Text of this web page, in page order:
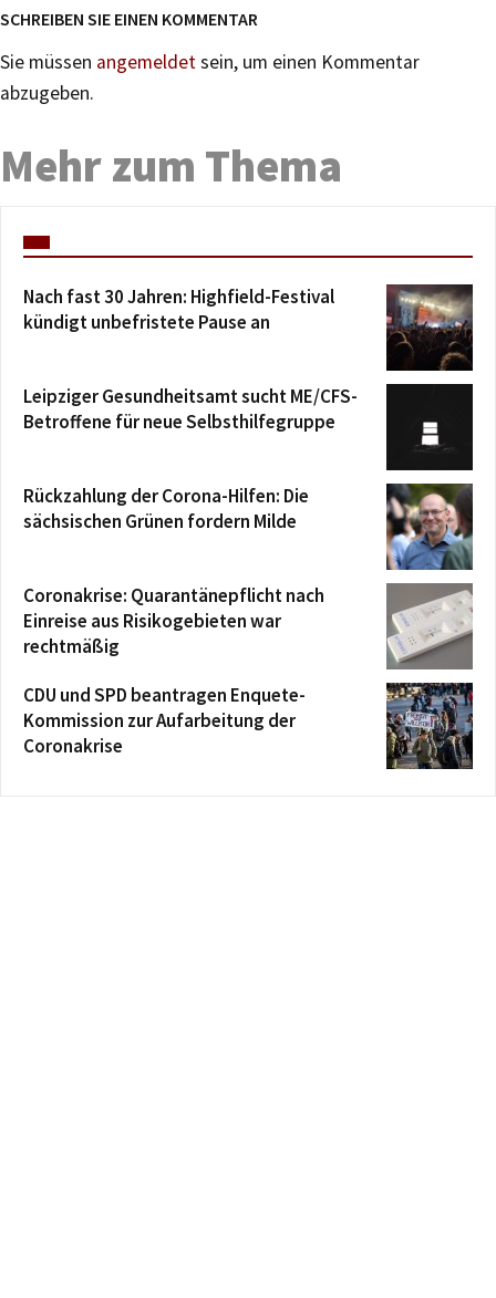
SCHREIBEN SIE EINEN KOMMENTAR
Sie müssen angemeldetsein, um einen Kommentar
abzugeben.
Mehr zum Thema
Nach fast 30 Jahren: Highfield-Festival
kündigt unbefristete Pause an
Leipziger Gesundheitsamt sucht ME/CFS-
Betroffene für neue Selbsthilfegruppe
Rückzahlung der Corona-Hilfen: Die
sächsischen Grünen fordern Milde
Coronakrise: Quarantänepflicht nach
Einreise aus Risikogebieten war
rechtmäßig
CDU und SPD beantragen Enquete-
Kommission zur Aufarbeitung der
Coronakrise